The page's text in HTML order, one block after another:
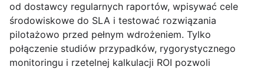
od dostawcy regularnych raportów, wpisywać cele
środowiskowe do SLA i testować rozwiązania
pilotażowo przed pełnym wdrożeniem. Tylko
połączenie studiów przypadków, rygorystycznego
monitoringu i rzetelnej kalkulacji ROI pozwoli